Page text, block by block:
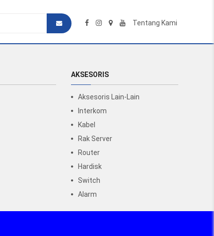
Tentang Kami
AKSESORIS
Aksesoris Lain-Lain
Interkom
Kabel
Rak Server
Router
Hardisk
Switch
Alarm